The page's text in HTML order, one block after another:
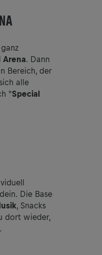
Arena. Dann
Bereich, der
alle
"Special
Die Base
, Snacks
dort wieder,